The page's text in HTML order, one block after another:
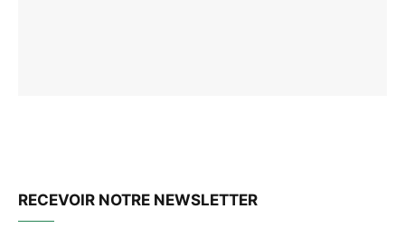
RECEVOIR NOTRE NEWSLETTER